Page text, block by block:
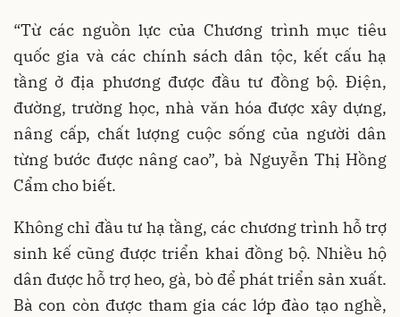
“Từ các nguồn lực của Chương trình mục tiêu
quốc gia và các chính sách dân tộc, kết cấu hạ
tầng ở địa phương được đầu tư đồng bộ. Điện,
đường, trường học, nhà văn hóa được xây dựng,
nâng cấp, chất lượng cuộc sống của người dân
từng bước được nâng cao”, bà Nguyễn Thị Hồng
Cẩm cho biết.
Không chỉ đầu tư hạ tầng, các chương trình hỗ trợ
sinh kế cũng được triển khai đồng bộ. Nhiều hộ
dân được hỗ trợ heo, gà, bò để phát triển sản xuất.
Bà con còn được tham gia các lớp đào tạo nghề,